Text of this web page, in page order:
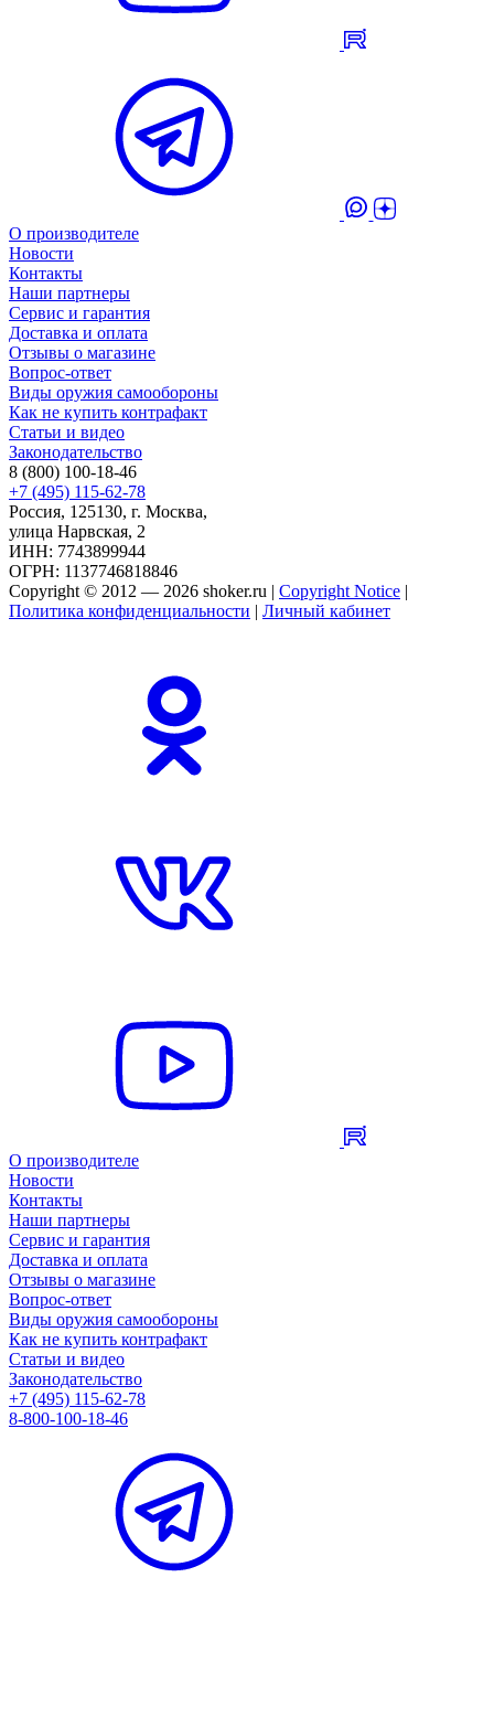
О производителе
Новости
Контакты
Наши партнеры
Сервис и гарантия
Доставка и оплата
Отзывы о магазине
Вопрос-ответ
Виды оружия самообороны
Как не купить контрафакт
Статьи и видео
Законодательство
8 (800) 100-18-46
+7 (495) 115-62-78
Россия, 125130, г. Москва,
улица Нарвская, 2
ИНН: 7743899944
ОГРН: 1137746818846
Copyright © 2012 — 2026 shoker.ru | Copyright Notice |
Политика конфиденциальности | Личный кабинет
О производителе
Новости
Контакты
Наши партнеры
Сервис и гарантия
Доставка и оплата
Отзывы о магазине
Вопрос-ответ
Виды оружия самообороны
Как не купить контрафакт
Статьи и видео
Законодательство
+7 (495) 115-62-78
8-800-100-18-46